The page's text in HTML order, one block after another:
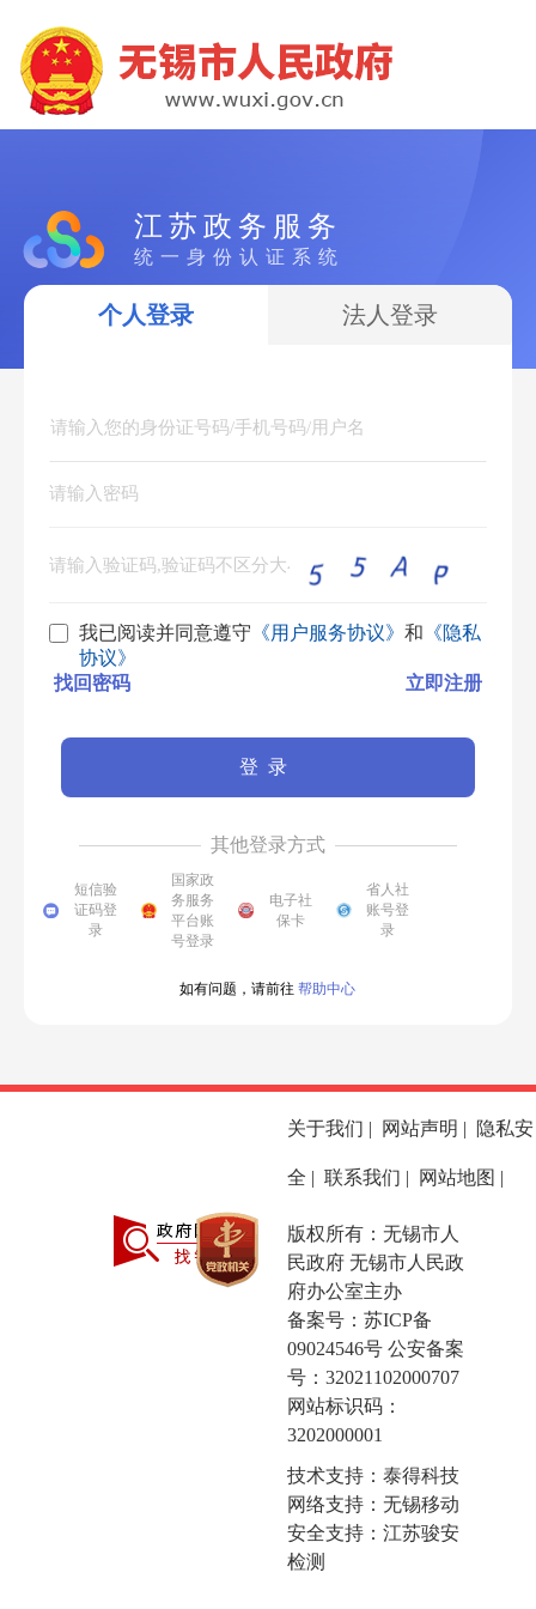
江苏政务服务
统一身份认证系统
个人登录 法人登录
我已阅读并同意遵守 《用户服务协议》 和 《隐私
协议》
找回密码
立即注册
登录
其他登录方式
短信验
证码登
录
国家政
务服务
平台账
号登录
电子社
保卡
省人社
账号登
录
如有问题，请前往 帮助中心
关于我们 | 网站声明 | 隐私安
全 | 联系我们 | 网站地图 |
版权所有：无锡市人
民政府 无锡市人民政
府办公室主办
备案号： 苏ICP备
09024546号 公安备案
号：32021102000707
网站标识码：
3202000001
技术支持：泰得科技
网络支持：无锡移动
安全支持：江苏骏安
检测